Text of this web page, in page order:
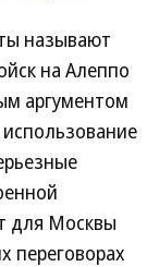
называют
на Алеппо
аргументом
для Москвы
переговорах